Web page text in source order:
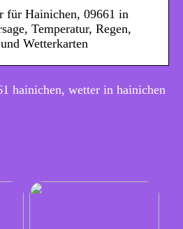
für Hainichen, 09661 in
Temperatur, Regen,
Wetterkarten
hainichen, wetter in hainichen